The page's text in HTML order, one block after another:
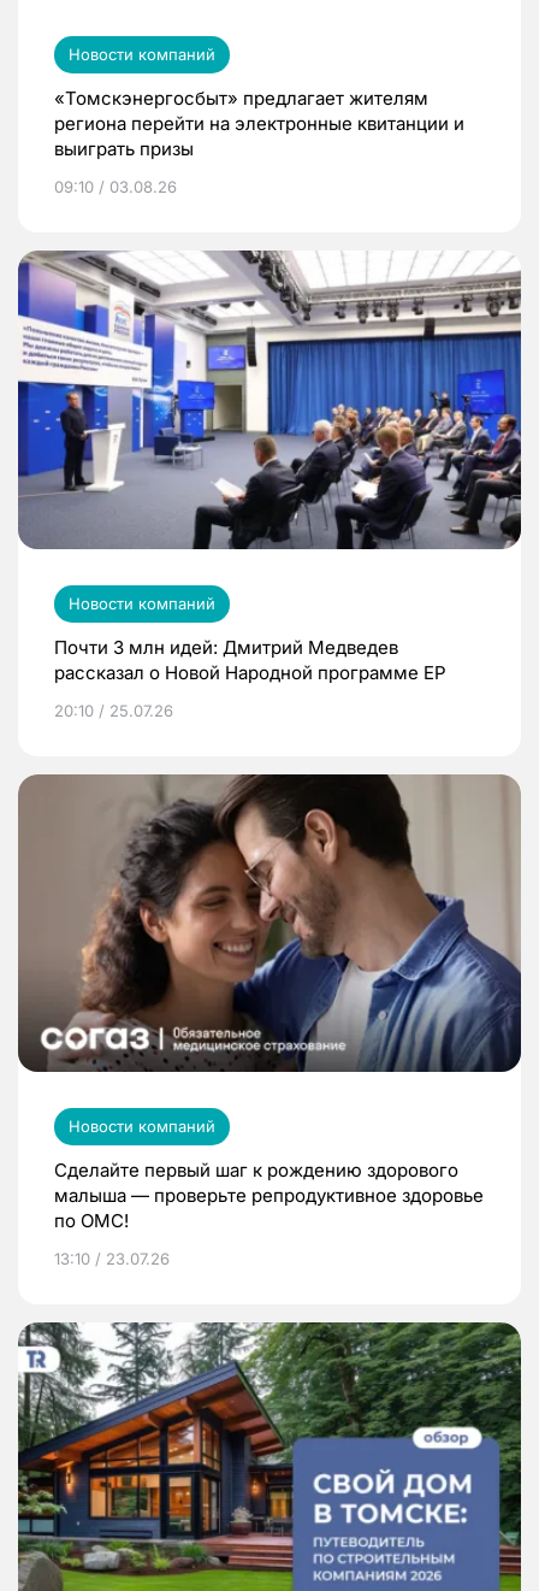
Новости компаний
«Томскэнергосбыт» предлагает жителям
региона перейти на электронные квитанции и
выиграть призы
09:10 / 03.08.26
Новости компаний
Почти 3 млн идей: Дмитрий Медведев
рассказал о Новой Народной программе ЕР
20:10 / 25.07.26
Новости компаний
Сделайте первый шаг к рождению здорового
малыша — проверьте репродуктивное здоровье
по ОМС!
13:10 / 23.07.26